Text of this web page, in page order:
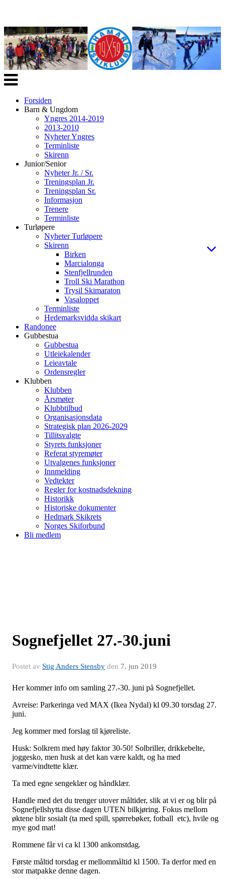
Veksle
navigasjon
Forsiden
Barn & Ungdom
Yngres 2014-2019
2013-2010
Nyheter Yngres
Terminliste
Skirenn
Junior/Senior
Nyheter Jr. / Sr.
Treningsplan Jr.
Treningsplan Sr.
Informasjon
Trenere
Terminliste
Turløpere
Nyheter Turløpere
Skirenn
Birken
Marcialonga
Stenfjellrunden
Troll Ski Marathon
Trysil Skimaraton
Vasaloppet
Terminliste
Hedemarksvidda skikart
Randonee
Gubbestua
Gubbestua
Utleiekalender
Leieavtale
Ordensregler
Klubben
Klubben
Årsmøter
Klubbtilbud
Organisasjonsdata
Strategisk plan 2026-2029
Tillitsvalgte
Styrets funksjoner
Referat styremøter
Utvalgenes funksjoner
Innmelding
Vedtekter
Regler for kostnadsdekning
Historikk
Historiske dokumenter
Hedmark Skikrets
Norges Skiforbund
Bli medlem
Sognefjellet 27.-30.juni
Postet av Stig Anders Stensby den 7. jun 2019
Her kommer info om samling 27.-30. juni på Sognefjellet.
Avreise: Parkeringa ved MAX (Ikea Nydal) kl 09.30 torsdag 27.
juni.
Jeg kommer med forslag til kjøreliste.
Husk: Solkrem med høy faktor 30-50! Solbriller, drikkebelte,
joggesko, men husk at det kan være kaldt, og ha med
varme/vindtette klær.
Ta med egne sengeklær og håndklær.
Handle med det du trenger utover måltider, slik at vi er og blir på
Sognefjellshytta disse dagen UTEN bilkjøring. Fokus mellom
øktene blir sosialt (ta med spill, spørrebøker, fotball etc), hvile og
mye god mat!
Rommene får vi ca kl 1300 ankomstdag.
Første måltid torsdag er mellommåltid kl 1500. Ta derfor med en
stor matpakke denne dagen.